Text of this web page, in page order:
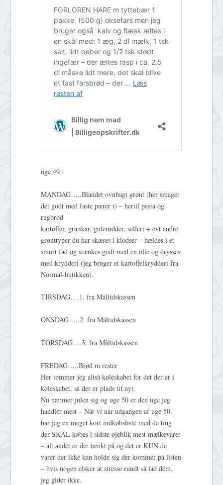
uge 49 :
MANDAG…..Blandet ovnbagt grønt (her smager
det godt med faste pærer i) – hertil pasta og
rugbrød
kartofler, græskar, gulerødder, selleri + evt andre
grønttyper du har skæres i klodser – hældes i et
smurt fad og stænkes godt med en olie og drysses
med krydderi (jeg bruger et kartoffelkrydderi fra
Normal-butikken).
TIRSDAG….1. fra Måltidskassen
ONSDAG…..2. fra Måltidskassen
TORSDAG….3. fra Måltidskassen
FREDAG…..Brød m rester
Her tømmer jeg altså køleskabet for det der er i
køleskabet, så der er plads til nyt.
Nu nærmer julen sig og uge 50 er den uge jeg
handler mest – Når vi når udgangen af uge 50,
har jeg en meget kort indkøbsliste med de ting
der SKAL købes i sidste øjeblik mest mælkevarer
– alt andet er der tænkt på og det er KUN de
varer der ikke kan holde sig der kommer på listen
– hvis nogen elsker at stresse rundt så lad dem,
jeg gider ikke.